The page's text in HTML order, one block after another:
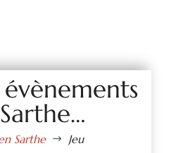
évènements
Sarthe $ Jeu